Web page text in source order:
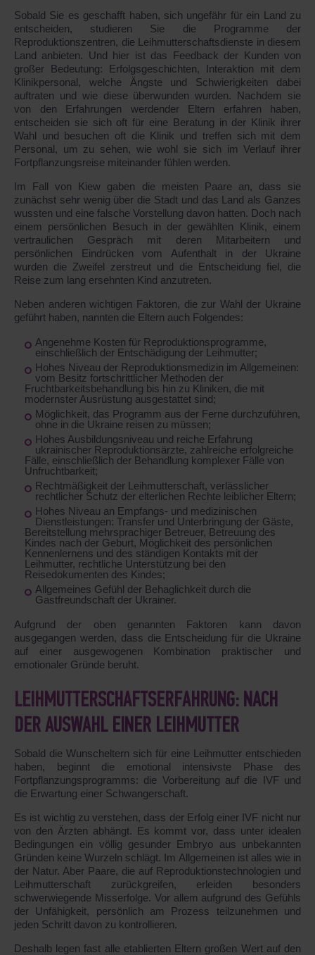
Sobald Sie es geschafft haben, sich ungefähr für ein Land zu
entscheiden, studieren Sie die Programme der
Reproduktionszentren, die Leihmutterschaftsdienste in diesem
Land anbieten. Und hier ist das Feedback der Kunden von
großer Bedeutung: Erfolgsgeschichten, Interaktion mit dem
Klinikpersonal, welche Ängste und Schwierigkeiten dabei
auftraten und wie diese überwunden wurden. Nachdem sie
von den Erfahrungen werdender Eltern erfahren haben,
entscheiden sie sich oft für eine Beratung in der Klinik ihrer
Wahl und besuchen oft die Klinik und treffen sich mit dem
Personal, um zu sehen, wie wohl sie sich im Verlauf ihrer
Fortpflanzungsreise miteinander fühlen werden.
Im Fall von Kiew gaben die meisten Paare an, dass sie
zunächst sehr wenig über die Stadt und das Land als Ganzes
wussten und eine falsche Vorstellung davon hatten. Doch nach
einem persönlichen Besuch in der gewählten Klinik, einem
vertraulichen Gespräch mit deren Mitarbeitern und
persönlichen Eindrücken vom Aufenthalt in der Ukraine
wurden die Zweifel zerstreut und die Entscheidung fiel, die
Reise zum lang ersehnten Kind anzutreten.
Neben anderen wichtigen Faktoren, die zur Wahl der Ukraine
geführt haben, nannten die Eltern auch Folgendes:
Angenehme Kosten für Reproduktionsprogramme,
einschließlich der Entschädigung der Leihmutter;
Hohes Niveau der Reproduktionsmedizin im Allgemeinen:
vom Besitz fortschrittlicher Methoden der
Fruchtbarkeitsbehandlung bis hin zu Kliniken, die mit
modernster Ausrüstung ausgestattet sind;
Möglichkeit, das Programm aus der Ferne durchzuführen,
ohne in die Ukraine reisen zu müssen;
Hohes Ausbildungsniveau und reiche Erfahrung
ukrainischer Reproduktionsärzte, zahlreiche erfolgreiche
Fälle, einschließlich der Behandlung komplexer Fälle von
Unfruchtbarkeit;
Rechtmäßigkeit der Leihmutterschaft, verlässlicher
rechtlicher Schutz der elterlichen Rechte leiblicher Eltern;
Hohes Niveau an Empfangs- und medizinischen
Dienstleistungen: Transfer und Unterbringung der Gäste,
Bereitstellung mehrsprachiger Betreuer, Betreuung des
Kindes nach der Geburt, Möglichkeit des persönlichen
Kennenlernens und des ständigen Kontakts mit der
Leihmutter, rechtliche Unterstützung bei den
Reisedokumenten des Kindes;
Allgemeines Gefühl der Behaglichkeit durch die
Gastfreundschaft der Ukrainer.
Aufgrund der oben genannten Faktoren kann davon
ausgegangen werden, dass die Entscheidung für die Ukraine
auf einer ausgewogenen Kombination praktischer und
emotionaler Gründe beruht.
LEIHMUTTERSCHAFTSERFAHRUNG: NACH
DER AUSWAHL EINER LEIHMUTTER
Sobald die Wunscheltern sich für eine Leihmutter entschieden
haben, beginnt die emotional intensivste Phase des
Fortpflanzungsprogramms: die Vorbereitung auf die IVF und
die Erwartung einer Schwangerschaft.
Es ist wichtig zu verstehen, dass der Erfolg einer IVF nicht nur
von den Ärzten abhängt. Es kommt vor, dass unter idealen
Bedingungen ein völlig gesunder Embryo aus unbekannten
Gründen keine Wurzeln schlägt. Im Allgemeinen ist alles wie in
der Natur. Aber Paare, die auf Reproduktionstechnologien und
Leihmutterschaft zurückgreifen, erleiden besonders
schwerwiegende Misserfolge. Vor allem aufgrund des Gefühls
der Unfähigkeit, persönlich am Prozess teilzunehmen und
jeden Schritt davon zu kontrollieren.
Deshalb legen fast alle etablierten Eltern großen Wert auf den